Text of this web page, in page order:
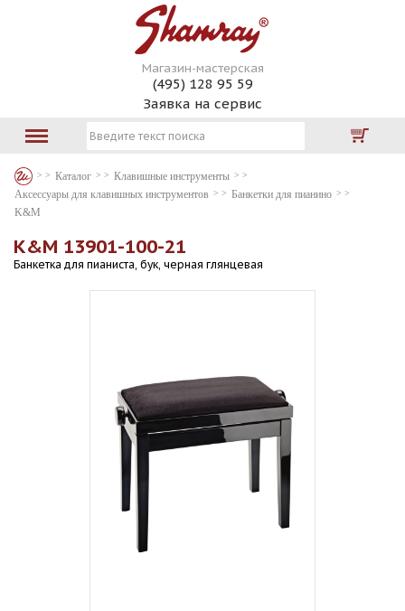
Магазин-мастерская
(495) 128 95 59
Заявка на сервис
Каталог
Клавишные инструменты
Аксессуары для клавишных инструментов
Банкетки для пианино
K&M
K&M 13901-100-21
Банкетка для пианиста, бук, черная глянцевая